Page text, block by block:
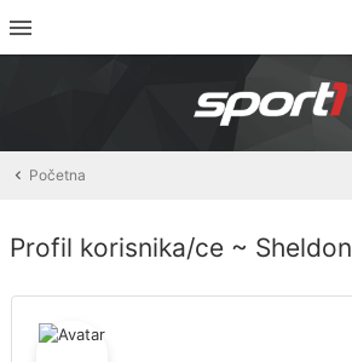
Početna
Profil korisnika/ce ~ Sheldon